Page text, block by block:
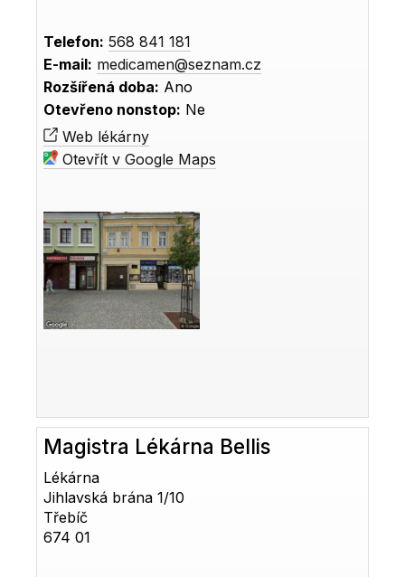
Telefon: 568 841 181
E-mail: medicamen@seznam.cz
Rozšířená doba: Ano
Otevřeno nonstop: Ne
Web lékárny
Otevřít v Google Maps
Magistra Lékárna Bellis
Lékárna
Jihlavská brána 1/10
Třebíč
674 01